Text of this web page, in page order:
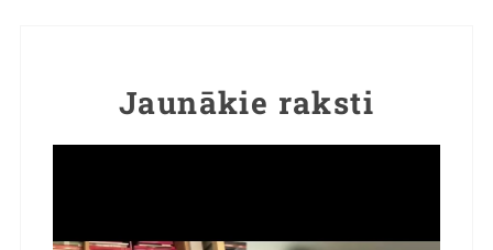
Jaunākie raksti